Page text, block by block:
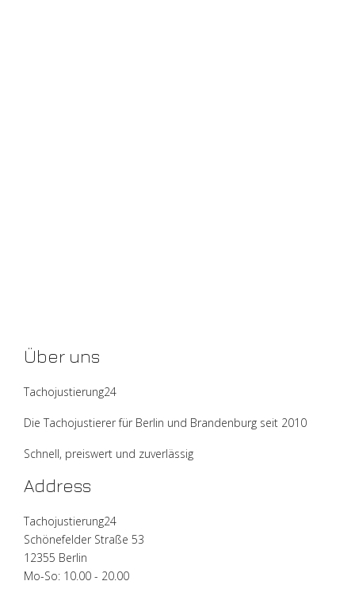
Über uns
Tachojustierung24
Die Tachojustierer für Berlin und Brandenburg seit 2010
Schnell, preiswert und zuverlässig
Address
Tachojustierung24
Schönefelder Straße 53
12355 Berlin
Mo-So: 10.00 - 20.00